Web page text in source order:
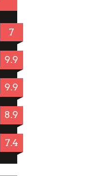
7
9.9
9.9
8.9
7.4